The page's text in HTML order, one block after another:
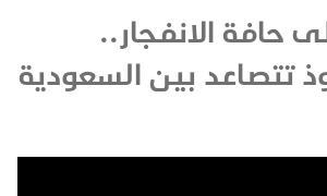
حافة الانفجار..
تتصاعد بين السعودية